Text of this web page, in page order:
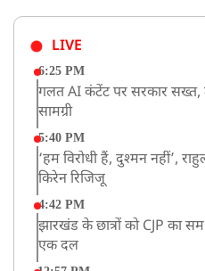
LIVE
6:25 PM
गलत AI कंटेंट पर सरकार सख्त,
सामग्री
5:40 PM
‘हम विरोधी हैं, दुश्मन नहीं’,
किरेन रिजिजू
4:42 PM
झारखंड के छात्रों को CJP का
एक दल